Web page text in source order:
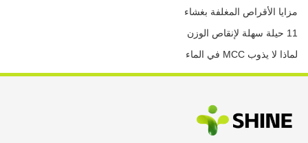
مزايا الأقراص المغلفة بغشاء
11 حيلة سهلة لإنقاص الوزن
لماذا لا يذوب MCC في الماء